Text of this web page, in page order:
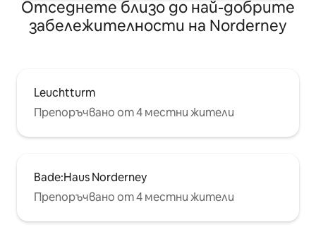
Отседнете близо до най-добрите
забележителности на Norderney
Leuchtturm
Препоръчвано от 4 местни жители
Bade:Haus Norderney
Препоръчвано от 4 местни жители